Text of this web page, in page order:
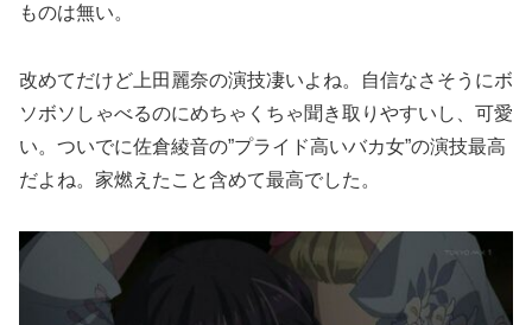
ものは無い。
改めてだけど上田麗奈の演技凄いよね。自信なさそうにボ
ソボソしゃべるのにめちゃくちゃ聞き取りやすいし、可愛
い。ついでに佐倉綾音の”プライド高いバカ女”の演技最高
だよね。家燃えたこと含めて最高でした。